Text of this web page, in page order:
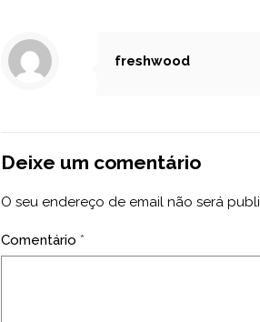
freshwood
Deixe um comentário
O seu endereço de email não será
Comentário *